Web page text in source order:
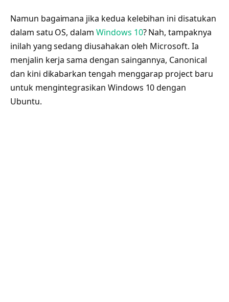
Namun bagaimana jika kedua kelebihan ini disatukan
dalam satu OS, dalam Windows 10? Nah, tampaknya
inilah yang sedang diusahakan oleh Microsoft. Ia
menjalin kerja sama dengan saingannya, Canonical
dan kini dikabarkan tengah menggarap project baru
untuk mengintegrasikan Windows 10 dengan
Ubuntu.